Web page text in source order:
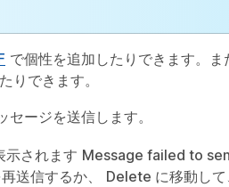
で個性を追加したりできます。ま
りできます。
セージを送信します。
示されます Message failed to
送信するか、 Delete に移動して